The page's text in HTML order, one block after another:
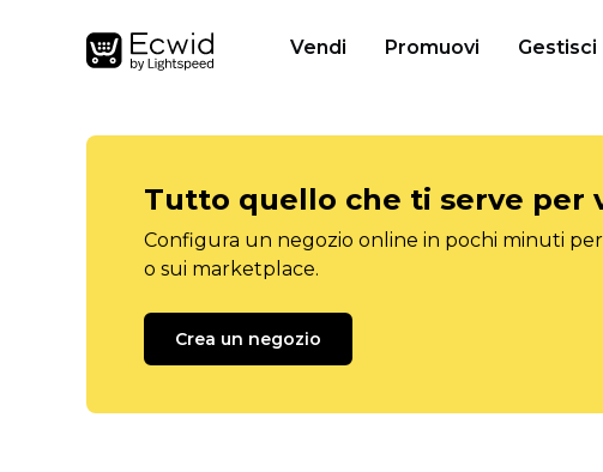
Vendi Promuovi Gestisci
Tutto quello che ti serve per
Configura un negozio online in pochi minuti
o sui marketplace.
Crea un negozio